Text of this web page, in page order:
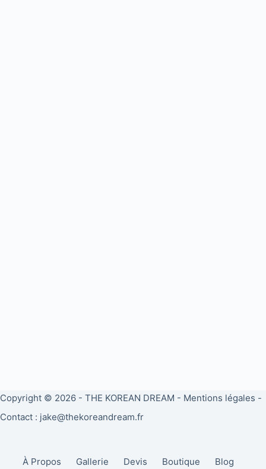
Copyright © 2026 - THE KOREAN DREAM - Mentions légales -
Contact : jake@thekoreandream.fr
À Propos Gallerie Devis Boutique Blog